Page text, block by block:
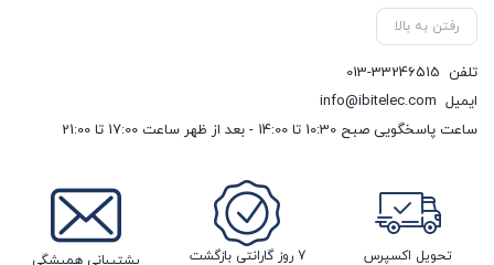
رفتن به بالا
تلفن 013-33246515
ایمیل info@ibitelec.com
ساعت پاسخگویی صبح 10:30 تا 14:00 - بعد از ظهر ساعت 17:00 تا 21:00
تحویل اکسپرس
7 روز گارانتی بازگشت
پشتیبانی همیشگی